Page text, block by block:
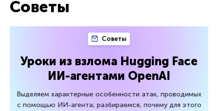
Советы
Советы
Уроки из взлома Hugging Face
ИИ-агентами OpenAI
Выделяем характерные особенности атак, проводимых
с помощью ИИ-агента; разбираемся, почему для этого